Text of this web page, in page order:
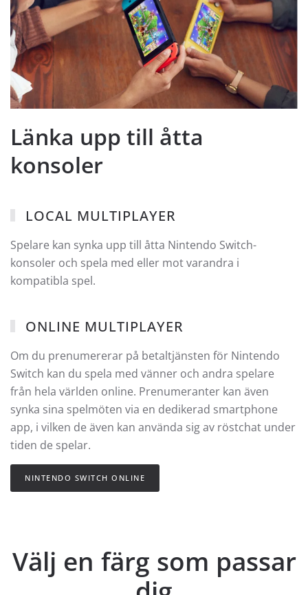
Länka upp till åtta
konsoler
LOCAL MULTIPLAYER
Spelare kan synka upp till åtta Nintendo Switch-
konsoler och spela med eller mot varandra i
kompatibla spel.
ONLINE MULTIPLAYER
Om du prenumererar på betaltjänsten för Nintendo
Switch kan du spela med vänner och andra spelare
från hela världen online. Prenumeranter kan även
synka sina spelmöten via en dedikerad smartphone
app, i vilken de även kan använda sig av röstchat under
tiden de spelar.
NINTENDO SWITCH ONLINE
Välj en färg som passar